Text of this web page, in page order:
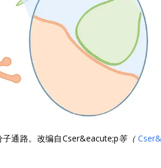
通路。改编自Cser&eacute;p等（